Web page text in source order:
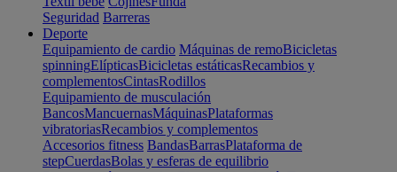
Seguridad Barreras
Deporte
Equipamiento de cardio Máquinas de remoBicicletas
spinningElípticasBicicletas estáticasRecambios y
complementosCintasRodillos
Equipamiento de musculación
BancosMancuernasMáquinasPlataformas
vibratoriasRecambios y complementos
Accesorios fitness BandasBarrasPlataforma de
stepCuerdasBolas y esferas de equilibrio